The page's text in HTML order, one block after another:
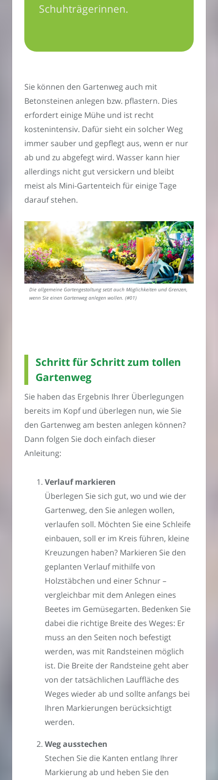
Schuhträgerinnen.
Sie können den Gartenweg auch mit
Betonsteinen anlegen bzw. pflastern. Dies
erfordert einige Mühe und ist recht
kostenintensiv. Dafür sieht ein solcher Weg
immer sauber und gepflegt aus, wenn er nur
ab und zu abgefegt wird. Wasser kann hier
allerdings nicht gut versickern und bleibt
meist als Mini-Gartenteich für einige Tage
darauf stehen.
Die allgemeine Gartengestaltung setzt auch Möglichkeiten und Grenzen,
wenn Sie einen Gartenweg anlegen wollen. (#01)
Schritt für Schritt zum tollen
Gartenweg
Sie haben das Ergebnis Ihrer Überlegungen
bereits im Kopf und überlegen nun, wie Sie
den Gartenweg am besten anlegen können?
Dann folgen Sie doch einfach dieser
Anleitung:
Verlauf markieren
Überlegen Sie sich gut, wo und wie der
Gartenweg, den Sie anlegen wollen,
verlaufen soll. Möchten Sie eine Schleife
einbauen, soll er im Kreis führen, kleine
Kreuzungen haben? Markieren Sie den
geplanten Verlauf mithilfe von
Holzstäbchen und einer Schnur –
vergleichbar mit dem Anlegen eines
Beetes im Gemüsegarten. Bedenken Sie
dabei die richtige Breite des Weges: Er
muss an den Seiten noch befestigt
werden, was mit Randsteinen möglich
ist. Die Breite der Randsteine geht aber
von der tatsächlichen Lauffläche des
Weges wieder ab und sollte anfangs bei
Ihren Markierungen berücksichtigt
werden.
Weg ausstechen
Stechen Sie die Kanten entlang Ihrer
Markierung ab und heben Sie den